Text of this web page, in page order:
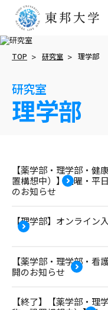
【薬学部・理学部・健
置構想中）】土曜・平
のお知らせ
【理学部】オンライン
【薬学部・理学部・
開のお知らせ
【終了】【薬学部・
TOP 研究室 理学部
研究室
理学部